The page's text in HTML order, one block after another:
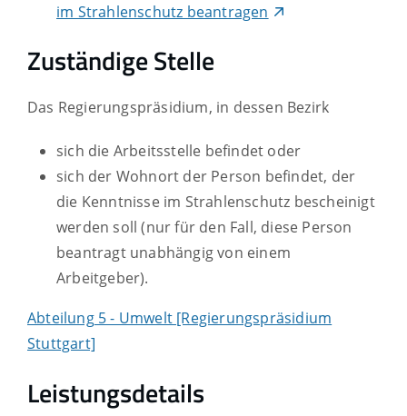
im Strahlenschutz beantragen
Zuständige Stelle
Das Regierungspräsidium, in dessen Bezirk
sich die Arbeitsstelle befindet oder
sich der Wohnort der Person befindet, der
die Kenntnisse im Strahlenschutz bescheinigt
werden soll (nur für den Fall, diese Person
beantragt unabhängig von einem
Arbeitgeber).
Abteilung 5 - Umwelt [Regierungspräsidium
Stuttgart]
Leistungsdetails